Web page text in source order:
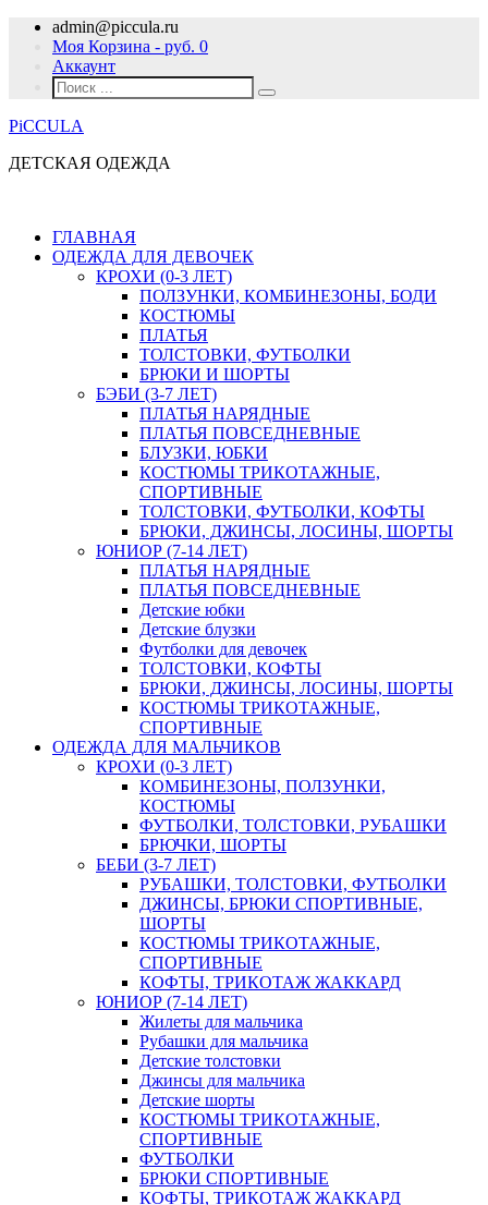
admin@piccula.ru
Моя Корзина - руб. 0
Аккаунт
PiCCULA
ДЕТСКАЯ ОДЕЖДА
ГЛАВНАЯ
ОДЕЖДА ДЛЯ ДЕВОЧЕК
КРОХИ (0-3 ЛЕТ)
ПОЛЗУНКИ, КОМБИНЕЗОНЫ, БОДИ
КОСТЮМЫ
ПЛАТЬЯ
ТОЛСТОВКИ, ФУТБОЛКИ
БРЮКИ И ШОРТЫ
БЭБИ (3-7 ЛЕТ)
ПЛАТЬЯ НАРЯДНЫЕ
ПЛАТЬЯ ПОВСЕДНЕВНЫЕ
БЛУЗКИ, ЮБКИ
КОСТЮМЫ ТРИКОТАЖНЫЕ,
СПОРТИВНЫЕ
ТОЛСТОВКИ, ФУТБОЛКИ, КОФТЫ
БРЮКИ, ДЖИНСЫ, ЛОСИНЫ, ШОРТЫ
ЮНИОР (7-14 ЛЕТ)
ПЛАТЬЯ НАРЯДНЫЕ
ПЛАТЬЯ ПОВСЕДНЕВНЫЕ
Детские юбки
Детские блузки
Футболки для девочек
ТОЛСТОВКИ, КОФТЫ
БРЮКИ, ДЖИНСЫ, ЛОСИНЫ, ШОРТЫ
КОСТЮМЫ ТРИКОТАЖНЫЕ,
СПОРТИВНЫЕ
ОДЕЖДА ДЛЯ МАЛЬЧИКОВ
КРОХИ (0-3 ЛЕТ)
КОМБИНЕЗОНЫ, ПОЛЗУНКИ,
КОСТЮМЫ
ФУТБОЛКИ, ТОЛСТОВКИ, РУБАШКИ
БРЮЧКИ, ШОРТЫ
БЕБИ (3-7 ЛЕТ)
РУБАШКИ, ТОЛСТОВКИ, ФУТБОЛКИ
ДЖИНСЫ, БРЮКИ СПОРТИВНЫЕ,
ШОРТЫ
КОСТЮМЫ ТРИКОТАЖНЫЕ,
СПОРТИВНЫЕ
КОФТЫ, ТРИКОТАЖ ЖАККАРД
ЮНИОР (7-14 ЛЕТ)
Жилеты для мальчика
Рубашки для мальчика
Детские толстовки
Джинсы для мальчика
Детские шорты
КОСТЮМЫ ТРИКОТАЖНЫЕ,
СПОРТИВНЫЕ
ФУТБОЛКИ
БРЮКИ СПОРТИВНЫЕ
КОФТЫ, ТРИКОТАЖ ЖАККАРД